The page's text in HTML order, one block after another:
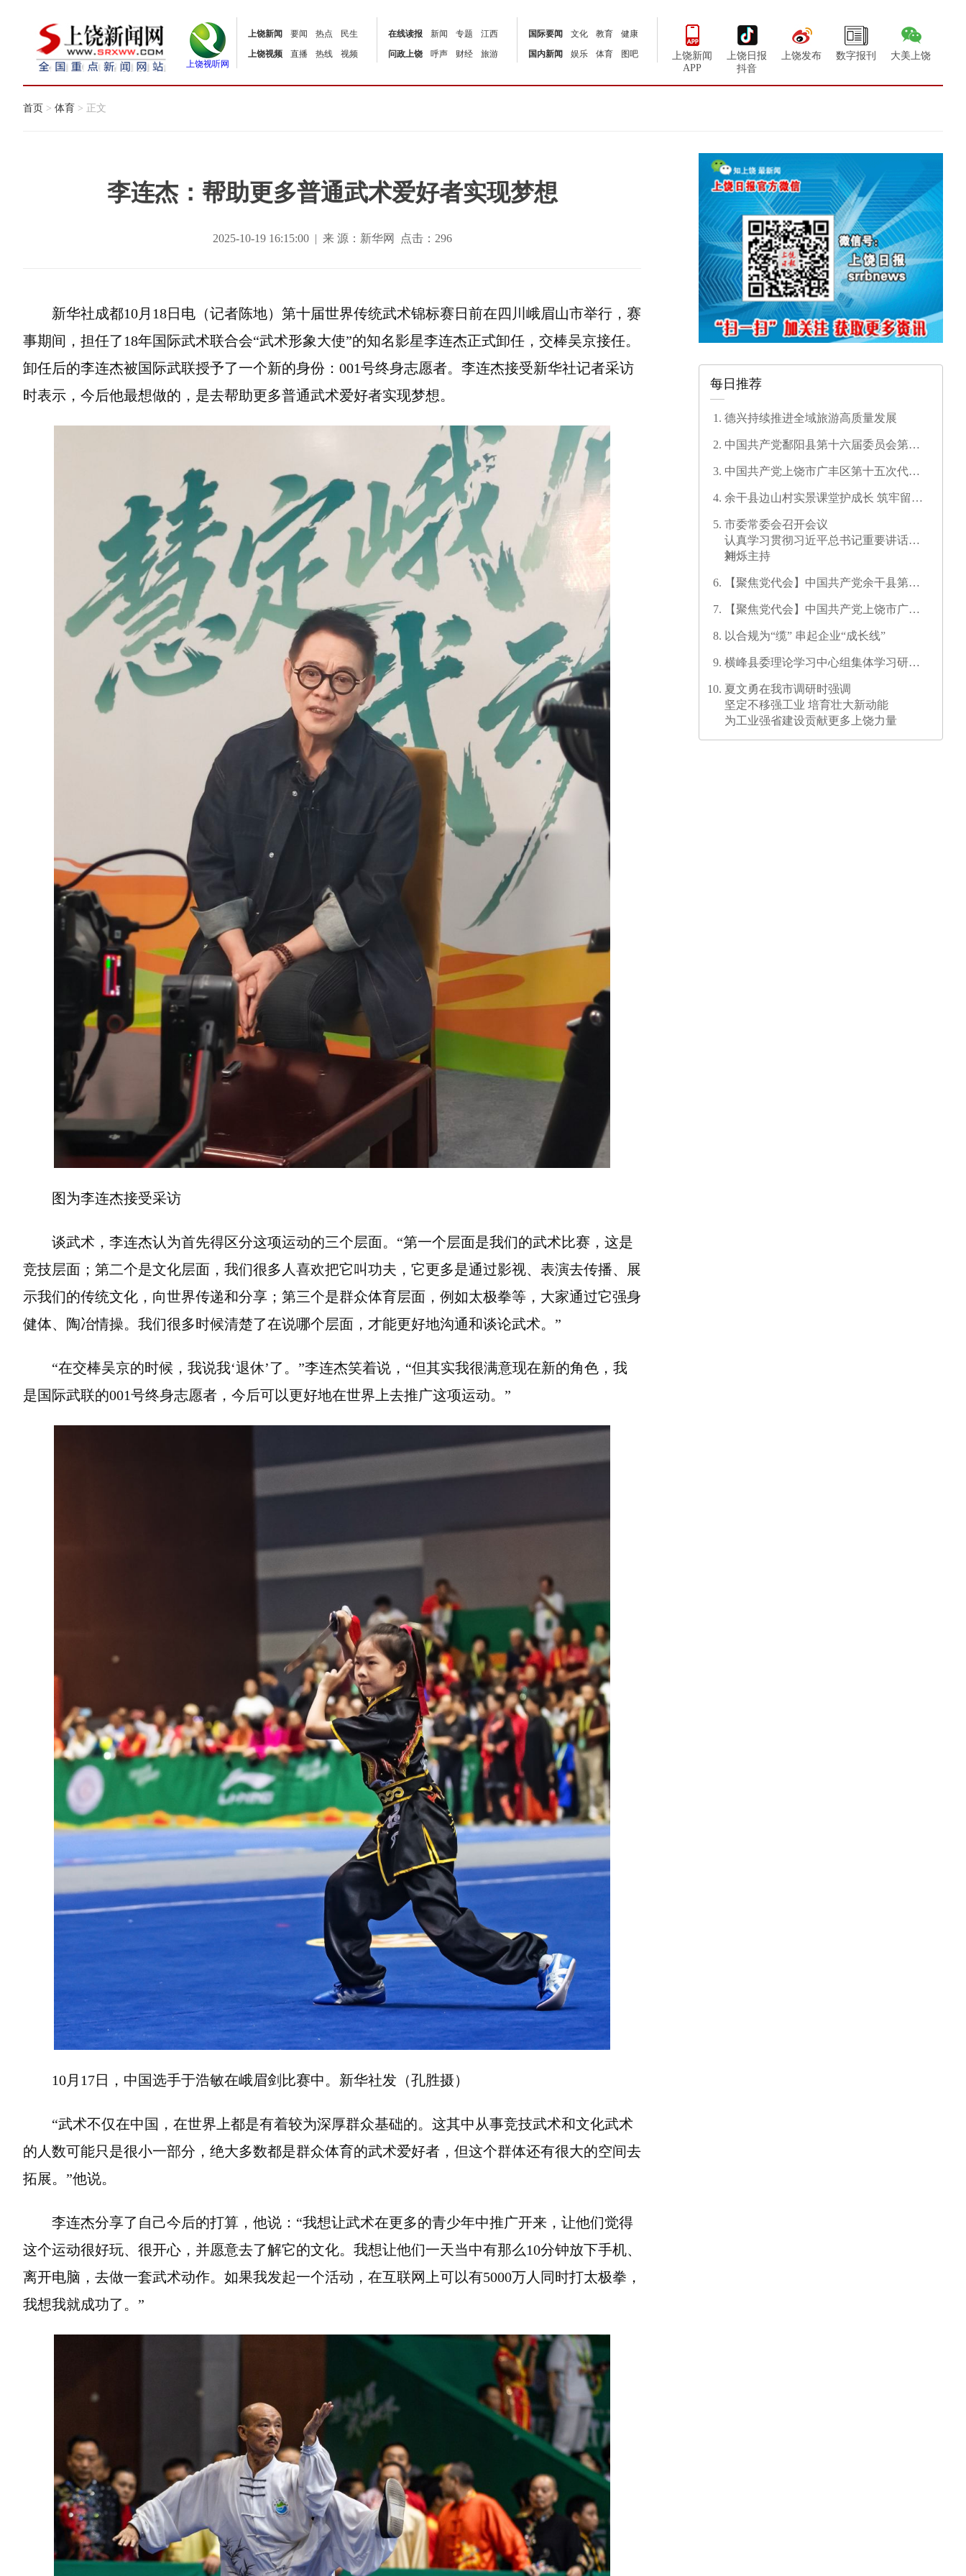
上饶视听网
上饶新闻 要闻 热点
民生
上饶视频
直播 热线 视频
在线读报 新闻 专题
江西
问政上饶
呼声 财经 旅游
国际要闻 文化 教育
健康
国内新闻
娱乐 体育 图吧
上饶新闻
APP
上饶日报
抖音
上饶发布 数字报刊 大美上饶
首页 > 体育 > 正文
李连杰：帮助更多普通武术爱好者实现梦想
2025-10-19 16:15:00 | 来 源：新华网 点击： 296
新华社成都10月18日电（记者陈地）第十届世界传统武术锦标赛日前在四川峨眉山市举行，赛
事期间，担任了18年国际武术联合会“武术形象大使”的知名影星李连杰正式卸任，交棒吴京接任。
卸任后的李连杰被国际武联授予了一个新的身份：001号终身志愿者。李连杰接受新华社记者采访
时表示，今后他最想做的，是去帮助更多普通武术爱好者实现梦想。
图为李连杰接受采访
谈武术，李连杰认为首先得区分这项运动的三个层面。“第一个层面是我们的武术比赛，这是
竞技层面；第二个是文化层面，我们很多人喜欢把它叫功夫，它更多是通过影视、表演去传播、展
示我们的传统文化，向世界传递和分享；第三个是群众体育层面，例如太极拳等，大家通过它强身
健体、陶冶情操。我们很多时候清楚了在说哪个层面，才能更好地沟通和谈论武术。”
“在交棒吴京的时候，我说我‘退休’了。”李连杰笑着说，“但其实我很满意现在新的角色，我
是国际武联的001号终身志愿者，今后可以更好地在世界上去推广这项运动。”
10月17日，中国选手于浩敏在峨眉剑比赛中。新华社发（孔胜摄）
“武术不仅在中国，在世界上都是有着较为深厚群众基础的。这其中从事竞技武术和文化武术
的人数可能只是很小一部分，绝大多数都是群众体育的武术爱好者，但这个群体还有很大的空间去
拓展。”他说。
李连杰分享了自己今后的打算，他说：“我想让武术在更多的青少年中推广开来，让他们觉得
这个运动很好玩、很开心，并愿意去了解它的文化。我想让他们一天当中有那么10分钟放下手机、
离开电脑，去做一套武术动作。如果我发起一个活动，在互联网上可以有5000万人同时打太极拳，
我想我就成功了。”
每日推荐
德兴持续推进全域旅游高质量发展
中国共产党鄱阳县第十六届委员会第一
中国共产党上饶市广丰区第十五次代表
余干县边山村实景课堂护成长 筑牢留守
市委常委会召开会议
认真学习贯彻习近平总书记重要讲话精
神
刘烁主持
【聚焦党代会】中国共产党余干县第十
【聚焦党代会】中国共产党上饶市广信
以合规为“缆” 串起企业“成长线”
横峰县委理论学习中心组集体学习研讨
夏文勇在我市调研时强调
坚定不移强工业 培育壮大新动能
为工业强省建设贡献更多上饶力量